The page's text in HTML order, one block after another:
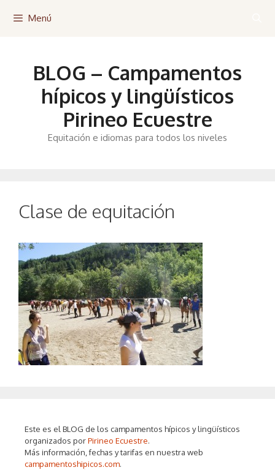
Menú
BLOG – Campamentos
hípicos y lingüísticos
Pirineo Ecuestre
Equitación e idiomas para todos los niveles
Clase de equitación
Este es el BLOG de los campamentos hípicos y lingüísticos
organizados porPirineo Ecuestre.
Más información, fechas y tarifas en nuestra web
campamentoshipicos.com.